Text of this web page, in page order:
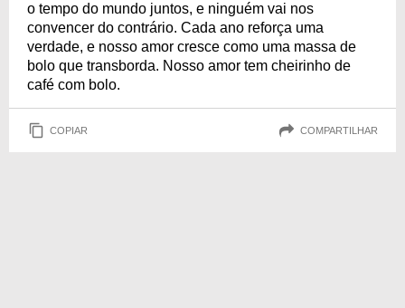
o tempo do mundo juntos, e ninguém vai nos
convencer do contrário. Cada ano reforça uma
verdade, e nosso amor cresce como uma massa de
bolo que transborda. Nosso amor tem cheirinho de
café com bolo.
COPIAR COMPARTILHAR